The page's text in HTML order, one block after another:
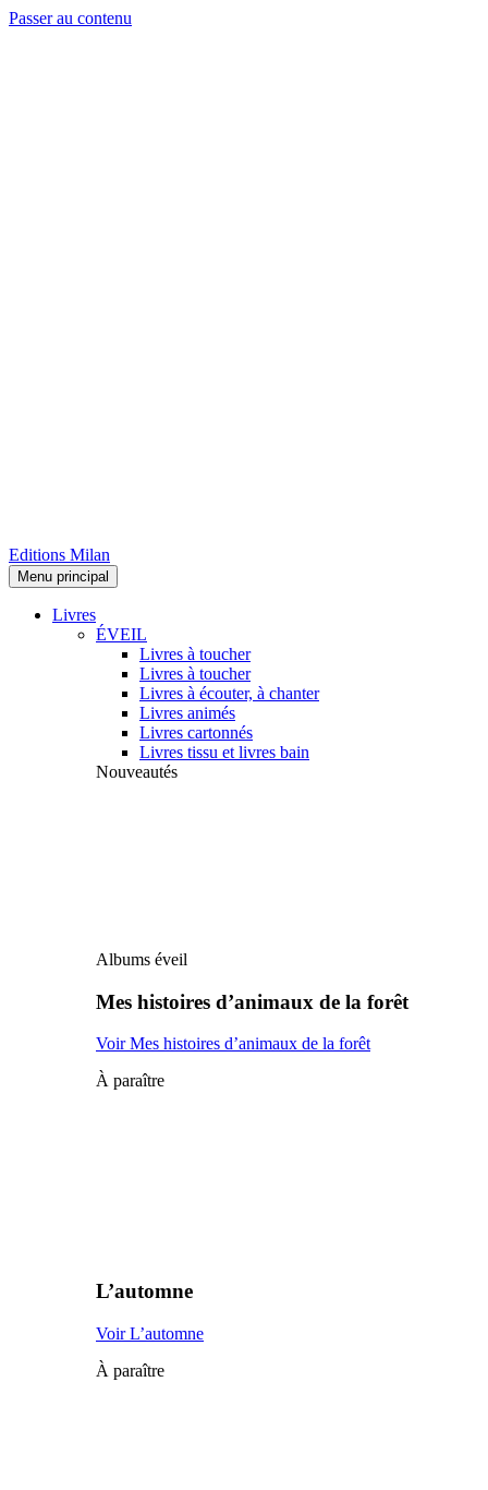
Passer au contenu
Editions Milan
Menu principal
Livres
ÉVEIL
Livres à toucher
Livres à toucher
Livres à écouter, à chanter
Livres animés
Livres cartonnés
Livres tissu et livres bain
Nouveautés
Albums éveil
Mes histoires d’animaux de la forêt
Voir Mes histoires d’animaux de la forêt
À paraître
L’automne
Voir L’automne
À paraître